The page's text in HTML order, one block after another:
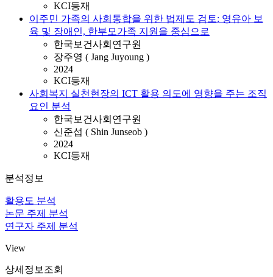
KCI등재
이주민 가족의 사회통합을 위한 법제도 검토: 영유아 보
육 및 장애인, 한부모가족 지원을 중심으로
한국보건사회연구원
장주영 ( Jang Juyoung )
2024
KCI등재
사회복지 실천현장의 ICT 활용 의도에 영향을 주는 조직
요인 분석
한국보건사회연구원
신준섭 ( Shin Junseob )
2024
KCI등재
분석정보
활용도 분석
논문 주제 분석
연구자 주제 분석
View
상세정보조회